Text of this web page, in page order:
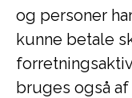
og personer
kunne betale
bruges også